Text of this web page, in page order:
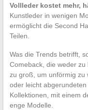
Vollleder kostet mehr,
Kunstleder in wenigen
ermöglicht die Second
Teilen.
Was die Trends betrifft,
Comeback, die weder
zu groß, um unförmig zu
oder leicht
Kollektionen, mit einem
enge Modelle.